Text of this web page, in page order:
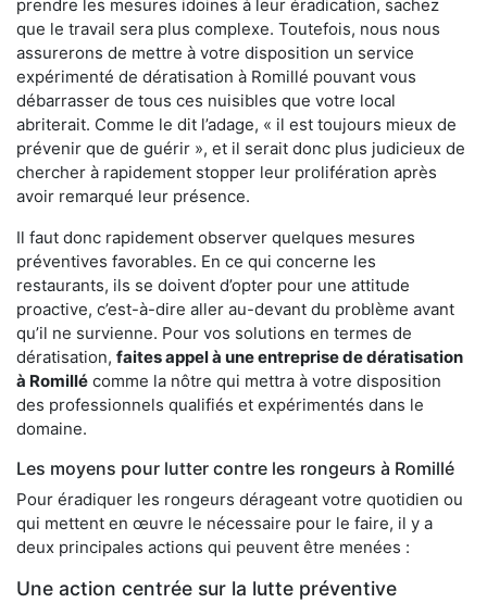
prendre les mesures idoines à leur éradication, sachez
que le travail sera plus complexe. Toutefois, nous nous
assurerons de mettre à votre disposition un service
expérimenté de dératisation à Romillé pouvant vous
débarrasser de tous ces nuisibles que votre local
abriterait. Comme le dit l’adage, « il est toujours mieux de
prévenir que de guérir », et il serait donc plus judicieux de
chercher à rapidement stopper leur prolifération après
avoir remarqué leur présence.
Il faut donc rapidement observer quelques mesures
préventives favorables. En ce qui concerne les
restaurants, ils se doivent d’opter pour une attitude
proactive, c’est-à-dire aller au-devant du problème avant
qu’il ne survienne. Pour vos solutions en termes de
dératisation, faites appel à une entreprise de dératisation
à Romillé comme la nôtre qui mettra à votre disposition
des professionnels qualifiés et expérimentés dans le
domaine.
Les moyens pour lutter contre les rongeurs à Romillé
Pour éradiquer les rongeurs dérageant votre quotidien ou
qui mettent en œuvre le nécessaire pour le faire, il y a
deux principales actions qui peuvent être menées :
Une action centrée sur la lutte préventive